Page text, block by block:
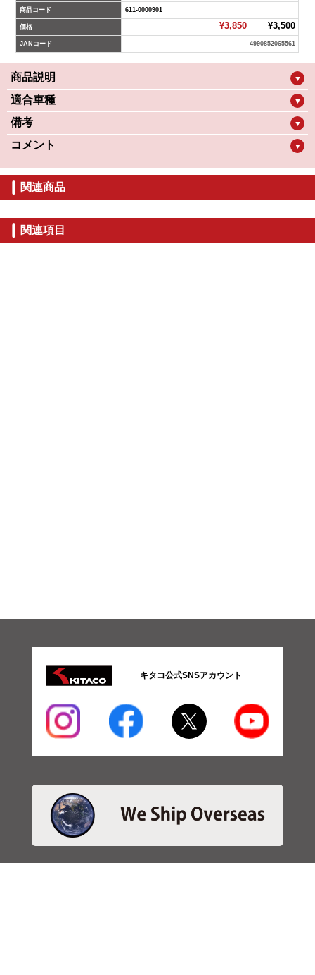
商品コード 611-0000901
価格 ¥3,850¥3,500
JANコード 4990852065561
商品説明 ▼
適合車種 ▼
備考 ▼
コメント ▼
関連商品
関連項目
キタコ公式SNSアカウント